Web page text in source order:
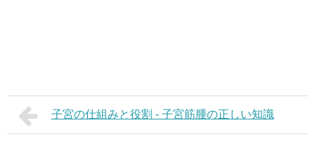
子宮の仕組みと役割 - 子宮筋腫の正しい知識